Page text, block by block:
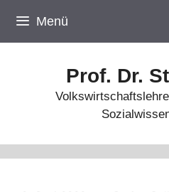
Inhalt
springen
Menü
Prof. Dr.